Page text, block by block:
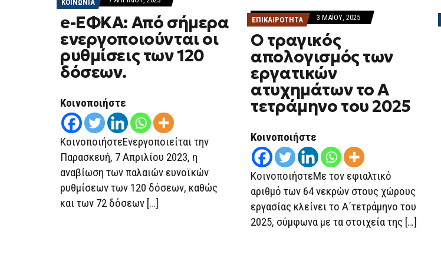
ΚΟΙΝΩΝΙΑ
e-ΕΦΚΑ: Από σήμερα
ενεργοποιούνται οι
ρυθμίσεις των 120
δόσεων.
Κοινοποιήστε
ΚοινοποιήστεΕνεργοποιείται την
Παρασκευή, 7 Απριλίου 2023, η
αναβίωση των παλαιών ευνοϊκών
ρυθμίσεων των 120 δόσεων, καθώς
και των 72 δόσεων […]
ΕΠΙΚΑΙΡΟΤΗΤΑ 3 ΜΑΪ́ΟΥ, 2025
Ο τραγικός
απολογισμός των
εργατικών
ατυχημάτων το Α
τετράμηνο του 2025
Κοινοποιήστε
ΚοινοποιήστεΜε τον εφιαλτικό
αριθμό των 64 νεκρών στους χώρους
εργασίας κλείνει το Α΄τετράμηνο του
2025, σύμφωνα με τα στοιχεία της […]